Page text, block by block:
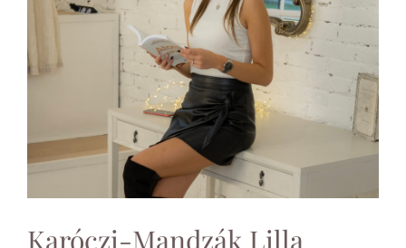
Karóczi-Mandzák Lilla